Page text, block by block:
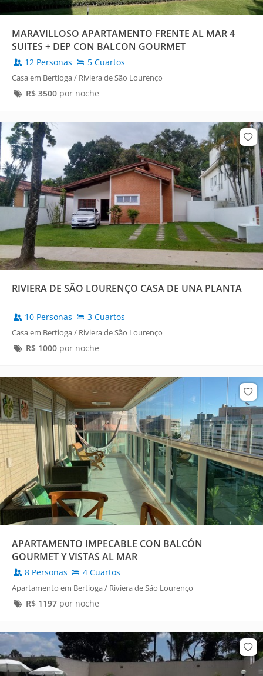
MARAVILLOSO APARTAMENTO FRENTE AL MAR 4
SUITES + DEP CON BALCON GOURMET
12 Personas 5 Cuartos
Casa em Bertioga / Riviera de São Lourenço
R$ 3500por noche
RIVIERA DE SÃO LOURENÇO CASA DE UNA PLANTA
10 Personas 3 Cuartos
Casa em Bertioga / Riviera de São Lourenço
R$ 1000por noche
APARTAMENTO IMPECABLE CON BALCÓN
GOURMET Y VISTAS AL MAR
8 Personas 4 Cuartos
Apartamento em Bertioga / Riviera de São Lourenço
R$ 1197por noche